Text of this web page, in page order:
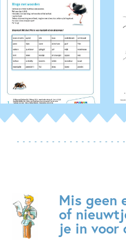
Mis geen
of
je in voor